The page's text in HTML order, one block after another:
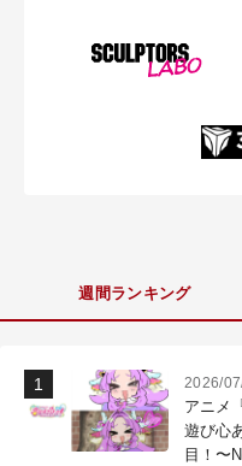
週間ランキング
2026/
アニメ
遊び心
目！〜